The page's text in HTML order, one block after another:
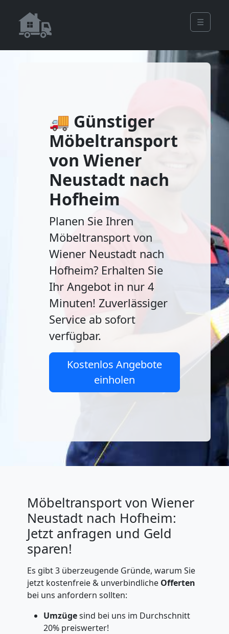
☰
🚚 Günstiger
Möbeltransport
von Wiener
Neustadt nach
Hofheim
Planen Sie Ihren
Möbeltransport von
Wiener Neustadt nach
Hofheim? Erhalten Sie
Ihr Angebot in nur 4
Minuten! Zuverlässiger
Service ab sofort
verfügbar.
Kostenlos Angebote
einholen
Möbeltransport von Wiener
Neustadt nach Hofheim:
Jetzt anfragen und Geld
sparen!
Es gibt 3 überzeugende Gründe, warum Sie
jetzt kostenfreie & unverbindliche Offerten
bei uns anfordern sollten:
Umzügesind bei uns im Durchschnitt
20% preiswerter!